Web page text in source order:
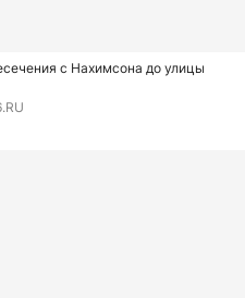
с Нахимсона до улицы